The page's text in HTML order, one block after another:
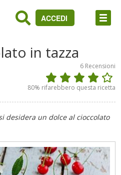
ACCEDI
in tazza
6 Recensioni
80% rifarebbero questa ricetta
desidera un dolce al cioccolato